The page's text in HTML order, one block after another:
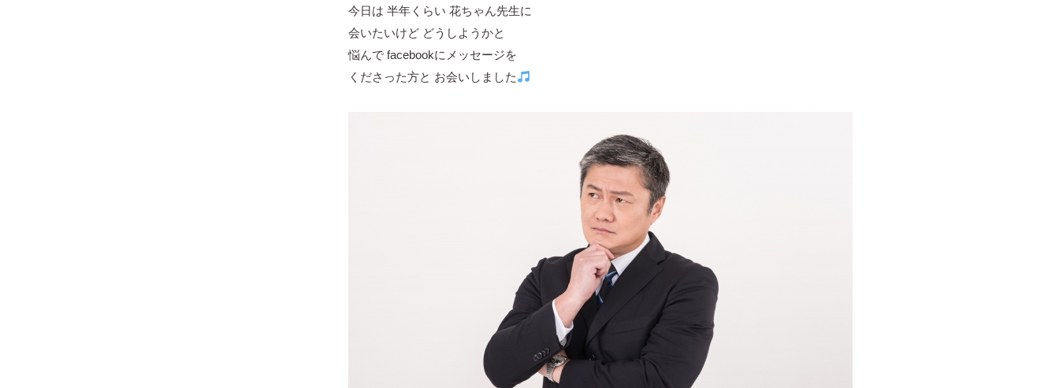
今日は 半年くらい 花ちゃん先生に
会いたいけど どうしようかと
悩んで facebookにメッセージを
くださった方と お会いしました